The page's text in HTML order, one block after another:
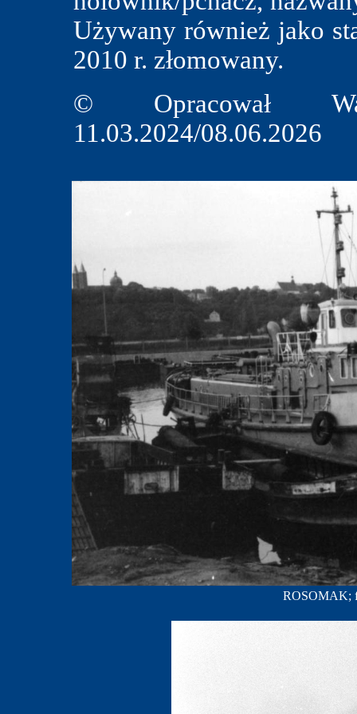
Używany również jako
2010 r. złomowany.
© Opracował
11.03.2024/08.06.2026
ROSOMAK;